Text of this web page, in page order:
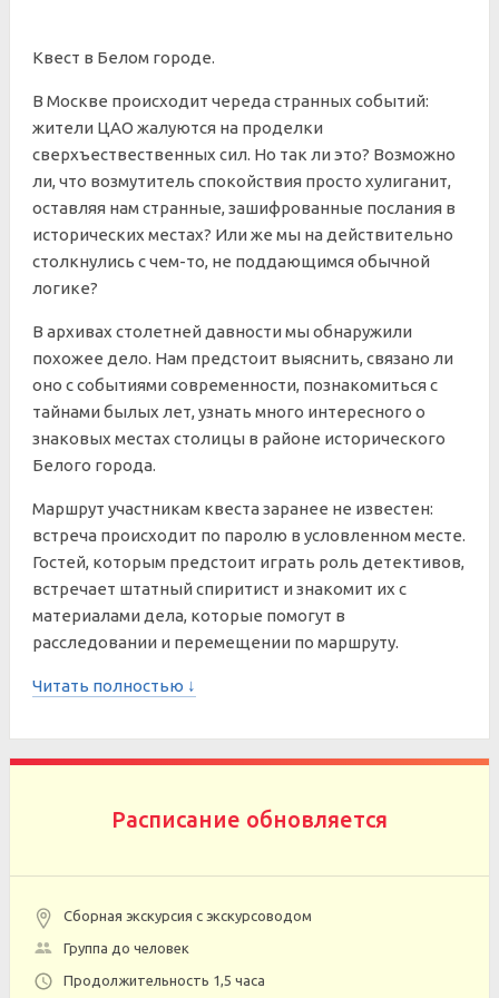
Квест в Белом городе.
В Москве происходит череда странных событий:
жители ЦАО жалуются на проделки
сверхъествественных сил. Но так ли это? Возможно
ли, что возмутитель спокойствия просто хулиганит,
оставляя нам странные, зашифрованные послания в
исторических местах? Или же мы на действительно
столкнулись с чем-то, не поддающимся обычной
логике?
В архивах столетней давности мы обнаружили
похожее дело. Нам предстоит выяснить, связано ли
оно с событиями современности, познакомиться с
тайнами былых лет, узнать много интересного о
знаковых местах столицы в районе исторического
Белого города.
Маршрут участникам квеста заранее не известен:
встреча происходит по паролю в условленном месте.
Гостей, которым предстоит играть роль детективов,
встречает штатный спиритист и знакомит их с
материалами дела, которые помогут в
расследовании и перемещении по маршруту.
Читать полностью ↓
Расписание обновляется
Сборная экскурсия с экскурсоводом
Группа до человек
Продолжительность 1,5 часа